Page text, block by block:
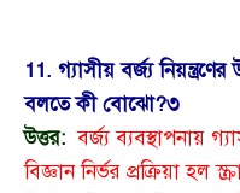
11. গ্যাসীয় বর্জ্য
বলতে কী বোঝো?৩
উত্তর: বর্জ্য ব্যবস্থাপনায়
বিজ্ঞান নির্ভর প্রক্রিয়া হল